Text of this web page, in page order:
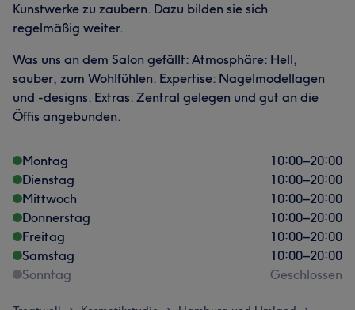
Kunstwerke zu zaubern. Dazu bilden sie sich
regelmäßig weiter.
Was uns an dem Salon gefällt: Atmosphäre: Hell,
sauber, zum Wohlfühlen. Expertise: Nagelmodellagen
und -designs. Extras: Zentral gelegen und gut an die
Öffis angebunden.
Montag 10:00–20:00
Dienstag
10:00–20:00
Mittwoch
10:00–20:00
Donnerstag
10:00–20:00
Freitag
10:00–20:00
Samstag
10:00–20:00
Sonntag
Geschlossen